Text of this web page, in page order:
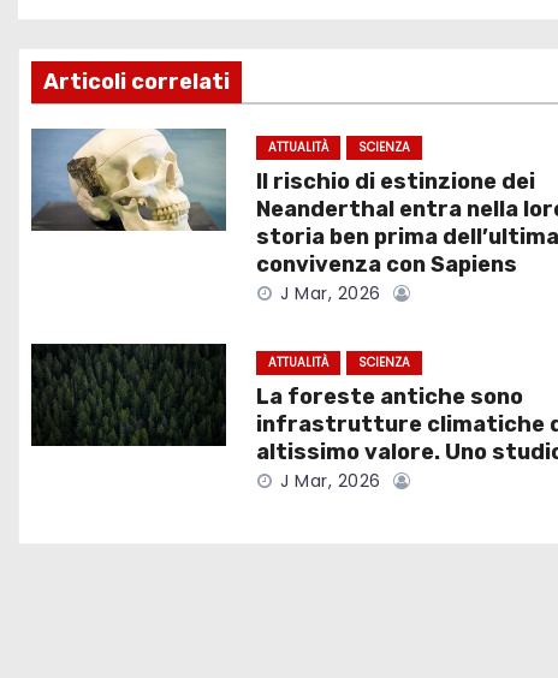
i
g
z
n
e
Articoli correlati
ATTUALITÀ SCIENZA
Il rischio di estinzione dei
Neanderthal entra nella
storia ben prima dell’ultima
convivenza con Sapiens
J Mar, 2026
ATTUALITÀ SCIENZA
La foreste antiche sono
infrastrutture climatiche
altissimo valore. Uno
J Mar, 2026